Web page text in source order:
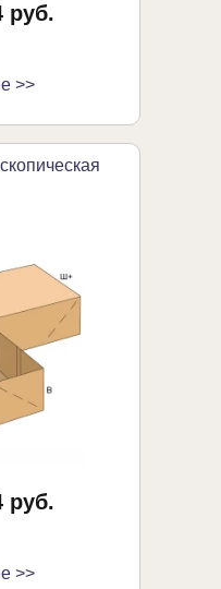
руб.
>>
руб.
>>